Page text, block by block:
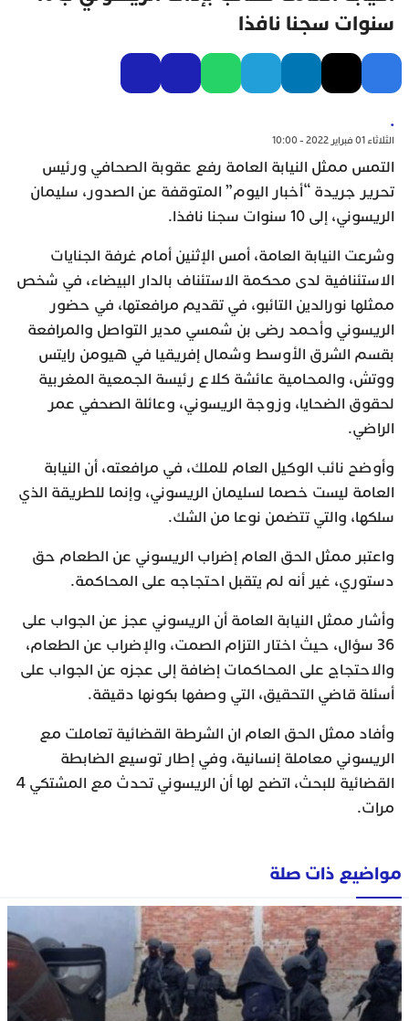
سنوات سجنا نافذا
.
الثلاثاء 01 فبراير 2022 - 10:00
التمس ممثل النيابة العامة رفع عقوبة الصحافي ورئيس
تحرير جريدة “أخبار اليوم” المتوقفة عن الصدور، سليمان
الريسوني، إلى 10 سنوات سجنا نافذا.
وشرعت النيابة العامة، أمس الإثنين أمام غرفة الجنايات
الاستئنافية لدى محكمة الاستئناف بالدار البيضاء، في شخص
ممثلها نورالدين التائبو، في تقديم مرافعتها، في حضور
الريسوني وأحمد رضى بن شمسي مدير التواصل والمرافعة
بقسم الشرق الأوسط وشمال إفريقيا في هيومن رايتس
ووتش، والمحامية عائشة كلاع رئيسة الجمعية المغربية
لحقوق الضحايا، وزوجة الريسوني، وعائلة الصحفي عمر
الراضي.
وأوضح نائب الوكيل العام للملك، في مرافعته، أن النيابة
العامة ليست خصما لسليمان الريسوني، وإنما للطريقة الذي
سلكها، والتي تتضمن نوعا من الشك.
واعتبر ممثل الحق العام إضراب الريسوني عن الطعام حق
دستوري، غير أنه لم يتقبل احتجاجه على المحاكمة.
وأشار ممثل النيابة العامة أن الريسوني عجز عن الجواب على
36 سؤال، حيث اختار التزام الصمت، والإضراب عن الطعام،
والاحتجاج على المحاكمات إضافة إلى عجزه عن الجواب على
أسئلة قاضي التحقيق، التي وصفها بكونها دقيقة.
وأفاد ممثل الحق العام ان الشرطة القضائية تعاملت مع
الريسوني معاملة إنسانية، وفي إطار توسيع الضابطة
القضائية للبحث، اتضح لها أن الريسوني تحدث مع المشتكي 4
مرات.
مواضيع ذات صلة